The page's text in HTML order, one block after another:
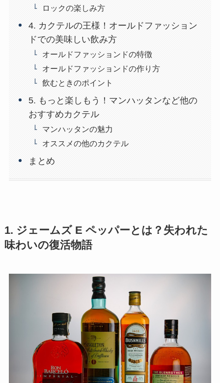
ロックの楽しみ方
4. カクテルの王様！オールドファッション
ドでの美味しい飲み方
オールドファッションドの特徴
オールドファッションドの作り方
飲むときのポイント
5. もっと楽しもう！マンハッタンなど他の
おすすめカクテル
マンハッタンの魅力
オススメの他のカクテル
まとめ
1. ジェームズ E ペッパーとは？失われた
味わいの復活物語